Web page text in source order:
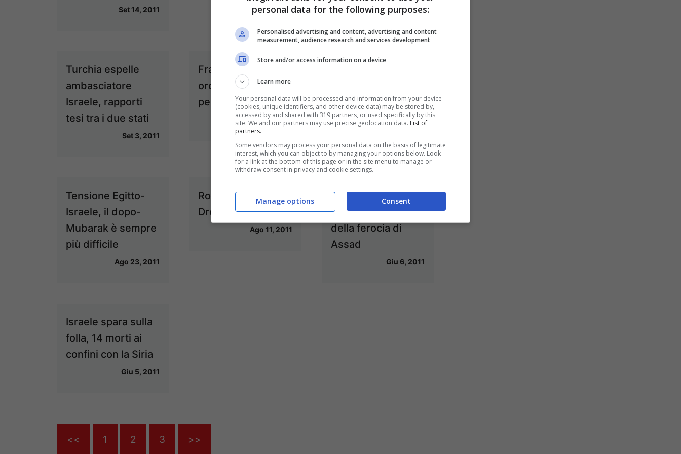
Set 14, 2011
Turchia espelle
ambasciatore
Israele, rapporti
tesi tra i due stati
Set 3, 2011
Francia, giustizia a
orologeria anche
per Sarkozy?
Set 1, 2011
Verso scadenza
ultimatum
Tensione Egitto-
Israele, il dopo-
Mubarak è sempre
più difficile
Ago 23, 2011
Roma, pazza idea
Drogba
Ago 11, 2011
Siria nel caos. E’ al-
Khatib il simbolo
della ferocia di
Assad
Giu 6, 2011
Israele spara sulla
folla, 14 morti ai
confini con la Siria
Giu 5, 2011
<< 1 2 3 >>
personal data for the following purposes:
Personalised advertising and content, advertising and content
measurement, audience research and services development
Store and/or access information on a device
Learn more
Your personal data will be processed and information from your device
(cookies, unique identifiers, and other device data) may be stored by,
accessed by and shared with 319 partners, or used specifically by this
site. We and our partners may use precise geolocation data. List of
partners.
Some vendors may process your personal data on the basis of legitimate
interest, which you can object to by managing your options below. Look
for a link at the bottom of this page or in the site menu to manage or
withdraw consent in privacy and cookie settings.
Consent
Manage options